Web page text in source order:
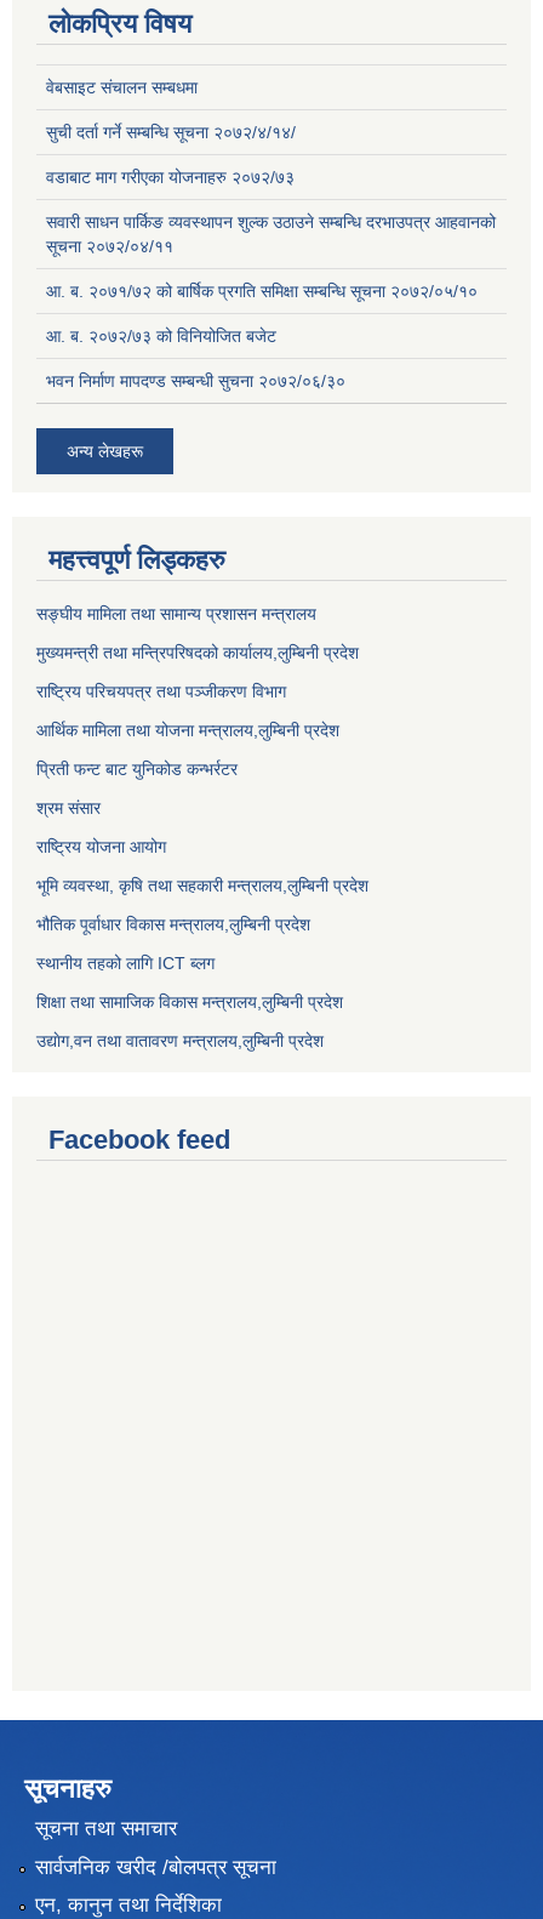
लोकप्रिय विषय
वेबसाइट संचालन सम्बधमा
सुची दर्ता गर्ने सम्बन्धि सूचना २०७२/४/१४/
वडाबाट माग गरीएका योजनाहरु २०७२/७३
सवारी साधन पार्किङ व्यवस्थापन शुल्क उठाउने सम्बन्धि दरभाउपत्र आहवानको
सूचना २०७२/०४/११
आ. ब. २०७१/७२ को बार्षिक प्रगति समिक्षा सम्बन्धि सूचना २०७२/०५/१०
आ. ब. २०७२/७३ को विनियोजित बजेट
भवन निर्माण मापदण्ड सम्बन्धी सुचना २०७२/०६/३०
अन्य लेखहरू
महत्त्वपूर्ण लिड्कहरु
सङ्‍घीय मामिला तथा सामान्य प्रशासन मन्त्रालय
मुख्यमन्त्री तथा मन्त्रिपरिषदको कार्यालय,लुम्बिनी प्रदेश
राष्ट्रिय परिचयपत्र तथा पञ्जीकरण विभाग
आर्थिक मामिला तथा योजना मन्त्रालय,लुम्बिनी प्रदेश
प्रिती फन्ट बाट युनिकोड कन्भर्रटर
श्रम संसार
राष्ट्रिय योजना आयोग
भूमि व्यवस्था, कृषि तथा सहकारी मन्त्रालय,लुम्बिनी प्रदेश
भौतिक पूर्वाधार विकास मन्त्रालय,लुम्बिनी प्रदेश
स्थानीय तहको लागि ICT ब्लग
शिक्षा तथा सामाजिक विकास मन्त्रालय,लुम्बिनी प्रदेश
उद्याेग,वन तथा वातावरण मन्त्रालय,लुम्बिनी प्रदेश
Facebook feed
सूचनाहरु
सूचना तथा समाचार
सार्वजनिक खरीद /बोलपत्र सूचना
एन, कानुन तथा निर्देशिका